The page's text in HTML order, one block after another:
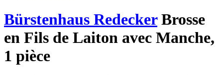
Bürstenhaus RedeckerBrosse
en Fils de Laiton avec Manche,
1 pièce